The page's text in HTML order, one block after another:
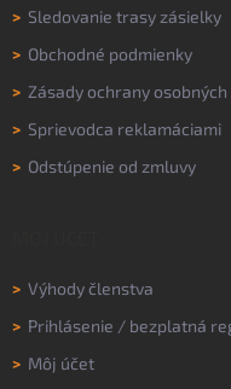
> Sledovanie trasy zásielky
> Obchodné podmienky
> Zásady ochrany
> Sprievodca reklamáciami
> Odstúpenie od zmluvy
> Výhody členstva
> Prihlásenie / bezplatná
> Môj účet